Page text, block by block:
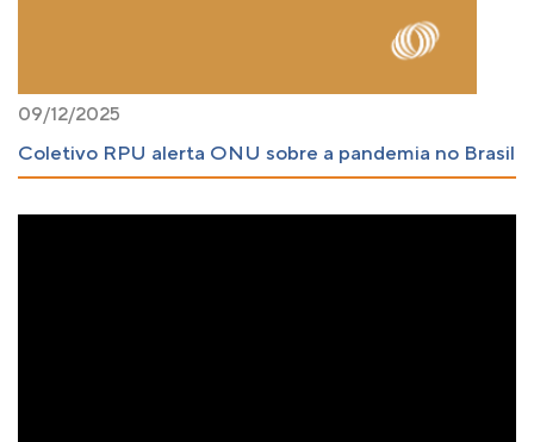
09/12/2025
Coletivo RPU alerta ONU sobre a pandemia no Brasil